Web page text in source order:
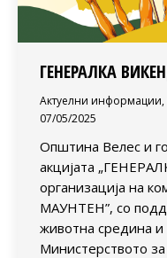
ГЕНЕРАЛКА
Актуелни информации,
07/05/2025
Општина Велес и
акцијата
организација на
МАУНТЕН”, со
животна средина
Министерството